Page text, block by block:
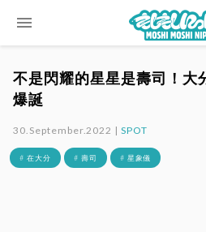
menu
不是閃耀的星星是壽司！大
爆誕
30.September.2022 |SPOT
# 在大分 # 壽司 # 星象儀